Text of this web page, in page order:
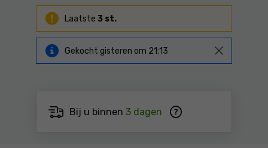
Laatste 3 st.
Gekocht gisteren om 21:13
Bij u binnen 3 dagen